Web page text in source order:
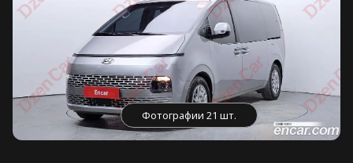
Фотографии 21 шт.